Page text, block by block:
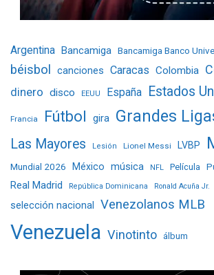
Argentina Bancamiga Bancamiga Banco
béisbol canciones Caracas Colombia
dinero disco EEUU España Estados
Francia Fútbol gira Grandes
Las Mayores Lesión Lionel Messi LVBP
Mundial 2026 México música NFL Película
Real Madrid República Dominicana Ronald Acuña Jr.
selección nacional Venezolanos MLB
Venezuela Vinotinto álbum